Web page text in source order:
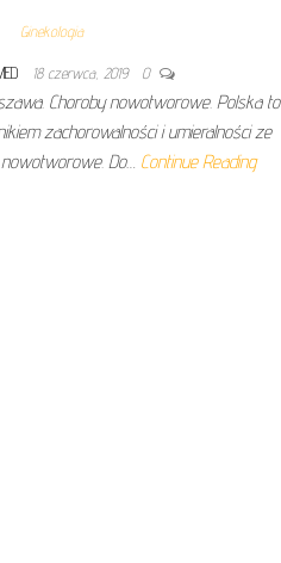
Ginekologia
18 czerwca, 2019 0
Choroby nowotworowe. Polska to
zachorowalności i umieralności ze
Do… Continue Reading